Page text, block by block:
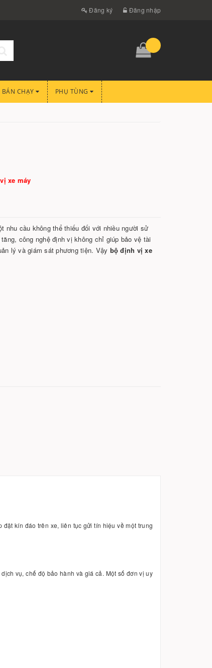
Đăng ký Đăng nhập
BÁN CHẠY PHỤ TÙNG
xe máy
nhu cầu không thể thiếu đối với nhiều người sử
công nghệ định vị không chỉ giúp bảo vệ tài
lý và giám sát phương tiện. Vậy bộ định vị xe
kín đáo trên xe, liên tục gửi tín hiệu về một trung
vụ, chế độ bảo hành và giá cả. Một số đơn vị uy